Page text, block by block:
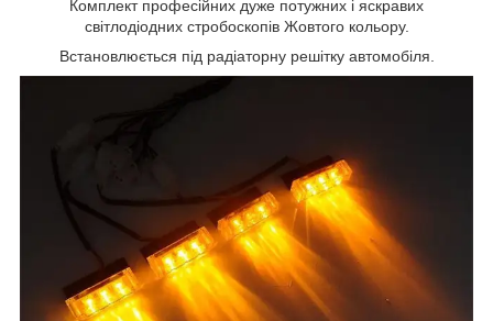
Комплект професійних дуже потужних і яскравих
світлодіодних стробоскопів Жовтого кольору.
Встановлюється під радіаторну решітку автомобіля.